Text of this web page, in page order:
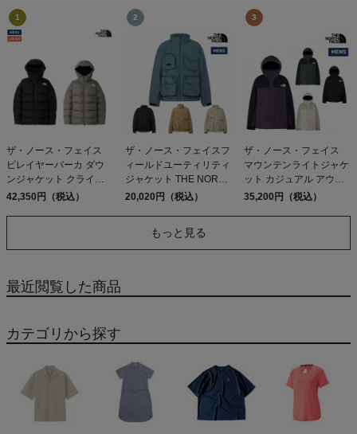
ザ・ノース・フェイス
ビレイヤーパーカ ダウ
ンジャケット クライミ
ング 登山 中綿 カジュア
GORE-TEX アウトレッ
42,350円（税込）
ザ・ノース・フェイスフ
ィールドユーティリティ
ジャケット THE NORTH
FACE FIELD UTILITY
20,020円（税込）
ザ・ノース・フェイス
マウンテンライトジャケ
ット カジュアル アウト
ドア ウェア アウター 防
Mountain Light Jacket K
35,200円（税込）
もっと見る
最近閲覧した商品
カテゴリから探す